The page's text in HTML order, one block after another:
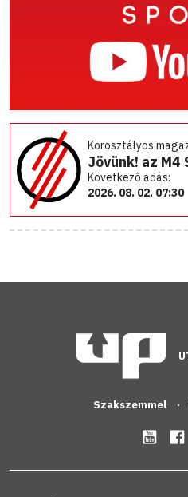
Korosztályos
Jövünk! az M4
Következő adás:
2026. 08. 02. 07:30
Szakszemmel